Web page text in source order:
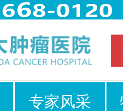
专家风采